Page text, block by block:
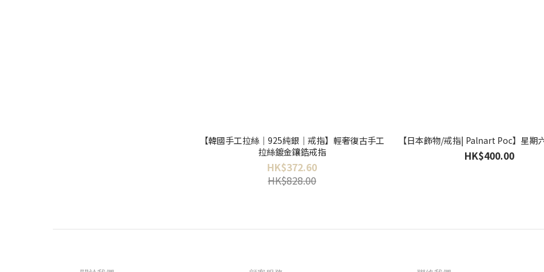
【韓國手工拉絲｜925純銀｜戒指】輕奢復古手工
拉絲鍍金鑲鋯戒指
HK$372.60
HK$828.00
【日本飾物/戒指| Palnart Poc】星期
HK$400.00